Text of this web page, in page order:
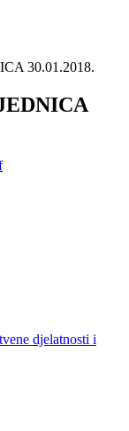
30.01.2018.
djelatnosti i